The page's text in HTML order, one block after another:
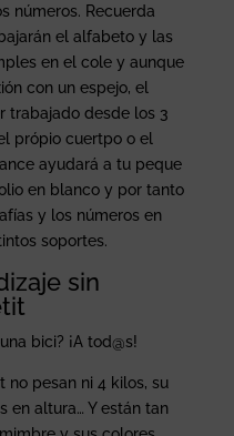
números. Recuerda
el alfabeto y las
en el cole y aunque
con un espejo, el
trabajado desde los 3
própio cuertpo o el
ayudará a tu peque
en blanco y por tanto
y los números en
soportes.
sin
bici? ¡A tod@s!
no pesan ni 4 kilos, su
en altura… Y están tan